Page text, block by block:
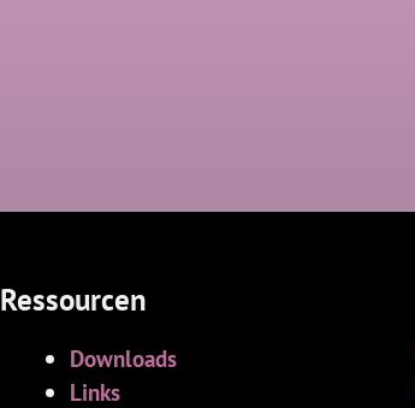
Ressourcen
Downloads
Links